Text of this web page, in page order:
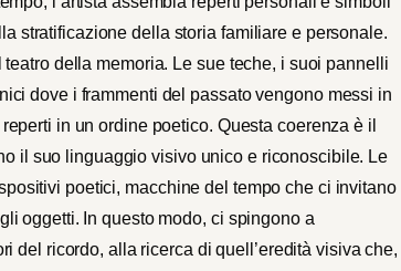
stratificazione della storia familiare e personale.
della memoria. Le sue teche, i suoi pannelli
dove i frammenti del passato vengono messi in
in un ordine poetico. Questa coerenza è il
il suo linguaggio visivo unico e riconoscibile. Le
poetici, macchine del tempo che ci invitano
oggetti. In questo modo, ci spingono a
del ricordo, alla ricerca di quell’eredità visiva che,